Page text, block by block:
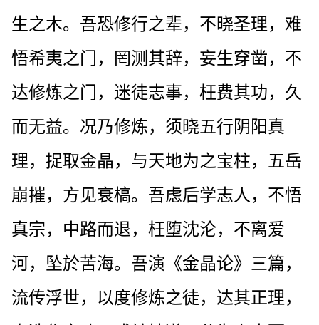
生之木。吾恐修行之辈，不晓圣理，难
悟希夷之门，罔测其辞，妄生穿凿，不
达修炼之门，迷徒志事，枉费其功，久
而无益。况乃修炼，须晓五行阴阳真
理，捉取金晶，与天地为之宝柱，五岳
崩摧，方见衰槁。吾虑后学志人，不悟
真宗，中路而退，枉堕沈沦，不离爱
河，坠於苦海。吾演《金晶论》三篇，
流传浮世，以度修炼之徒，达其正理，